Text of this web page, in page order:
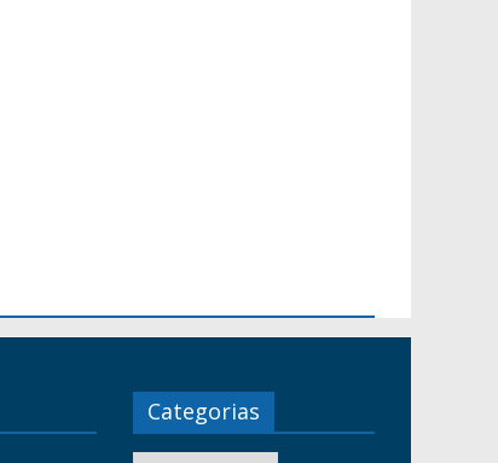
Categorias